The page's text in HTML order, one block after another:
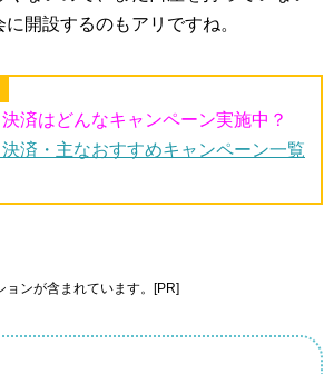
開設するのもアリですね。
済はどんなキャンペーン実施中？
済・主なおすすめキャンペーン一覧
ンが含まれています。[PR]